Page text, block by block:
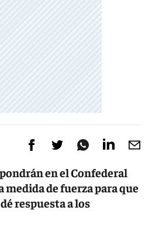
en el Confederal
medida de fuerza para que
respuesta a los